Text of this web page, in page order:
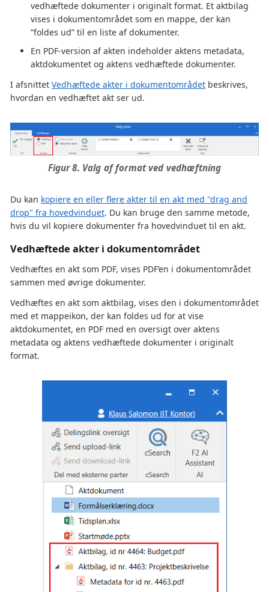
vedhæftede dokumenter i originalt format. Et aktbilag
vises i dokumentområdet som en mappe, der kan
”foldes ud” til en liste af dokumenter.
En PDF-version af akten indeholder aktens metadata,
aktdokumentet og aktens vedhæftede dokumenter.
I afsnittet Vedhæftede akter i dokumentområdet beskrives,
hvordan en vedhæftet akt ser ud.
Figur 8. Valg af format ved vedhæftning
Du kan kopiere en eller flere akter til en akt med "drag and
drop" fra hovedvinduet. Du kan bruge den samme metode,
hvis du vil kopiere dokumenter fra hovedvinduet til en akt.
Vedhæftede akter i dokumentområdet
Vedhæftes en akt som PDF, vises PDF’en i dokumentområdet
sammen med øvrige dokumenter.
Vedhæftes en akt som aktbilag, vises den i dokumentområdet
med et mappeikon, der kan foldes ud for at vise
aktdokumentet, en PDF med en oversigt over aktens
metadata og aktens vedhæftede dokumenter i originalt
format.